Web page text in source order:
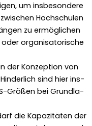
um ins­beson­dere
Hochschulen
zu ermöglichen
organ­isatorische
der Konzep­tion von
sind hier ins­
Größen bei Grund­la­
die Kapaz­itäten der